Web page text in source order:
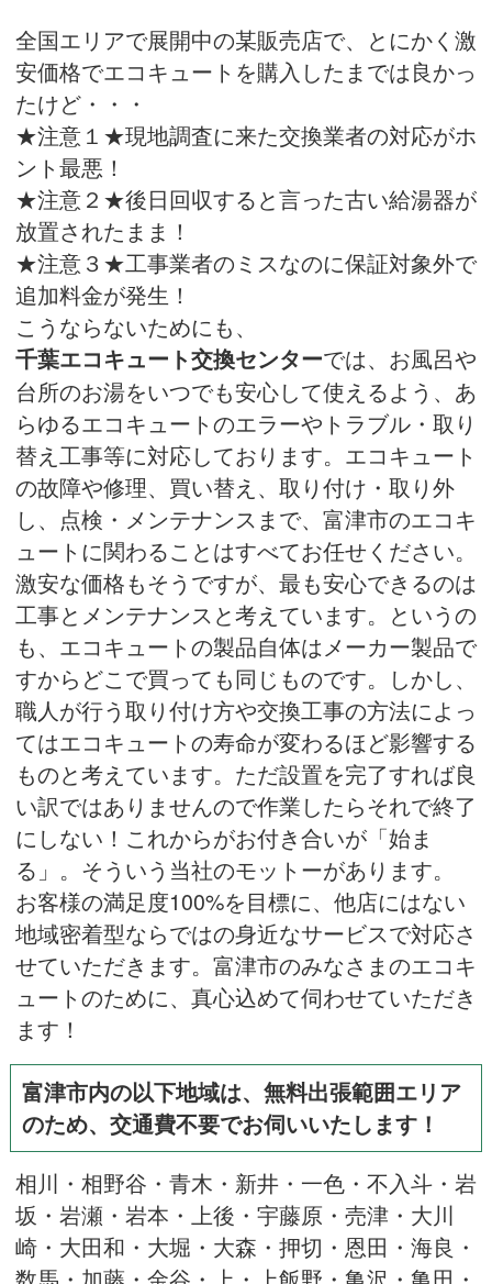
全国エリアで展開中の某販売店で、とにかく激
安価格でエコキュートを購入したまでは良かっ
たけど・・・
★注意１★現地調査に来た交換業者の対応がホ
ント最悪！
★注意２★後日回収すると言った古い給湯器が
放置されたまま！
★注意３★工事業者のミスなのに保証対象外で
追加料金が発生！
こうならないためにも、
千葉エコキュート交換センターでは、お風呂や
台所のお湯をいつでも安心して使えるよう、あ
らゆるエコキュートのエラーやトラブル・取り
替え工事等に対応しております。エコキュート
の故障や修理、買い替え、取り付け・取り外
し、点検・メンテナンスまで、富津市のエコキ
ュートに関わることはすべてお任せください。
激安な価格もそうですが、最も安心できるのは
工事とメンテナンスと考えています。というの
も、エコキュートの製品自体はメーカー製品で
すからどこで買っても同じものです。しかし、
職人が行う取り付け方や交換工事の方法によっ
てはエコキュートの寿命が変わるほど影響する
ものと考えています。ただ設置を完了すれば良
い訳ではありませんので作業したらそれで終了
にしない！これからがお付き合いが「始ま
る」。そういう当社のモットーがあります。
お客様の満足度100%を目標に、他店にはない
地域密着型ならではの身近なサービスで対応さ
せていただきます。富津市のみなさまのエコキ
ュートのために、真心込めて伺わせていただき
ます！
富津市内の以下地域は、無料出張範囲エリア
のため、交通費不要でお伺いいたします！
相川・相野谷・青木・新井・一色・不入斗・岩
坂・岩瀬・岩本・上後・宇藤原・売津・大川
崎・大田和・大堀・大森・押切・恩田・海良・